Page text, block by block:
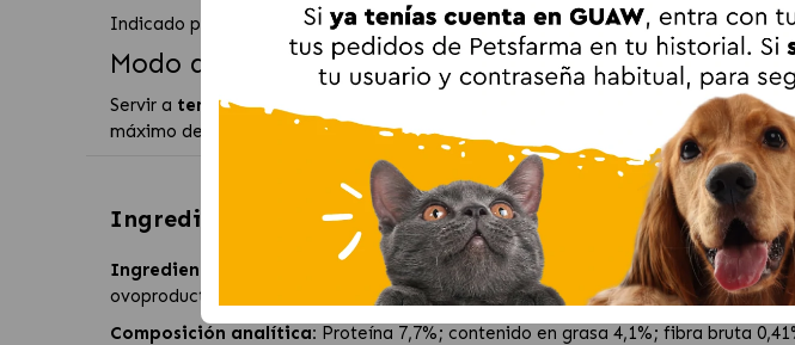
Indicado para gatos adultos (1–6 años)que necesiten unaalimentación
Modo de empleo
Servir a temperatura ambiente
y ajustar la ración según peso y nivel de
máximo de 24 horas. Dejar siempreagua fresca
Ingredientes de Hills Science Plan Comida Húmeda
Ingredientes:
Carnes y subproductos animales, subproductos de origen
ovoproductos, aceites y grasas.
Composición analítica: Proteína 7,7%; contenido en grasa 4,1%; fibra bruta